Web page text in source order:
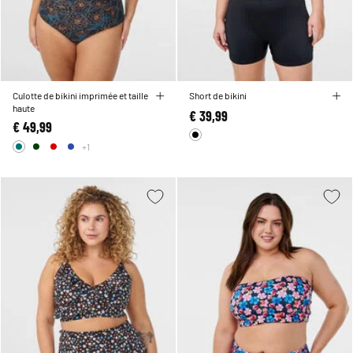
Culotte de bikini imprimée et taille
haute
€ 49,99
+1
Short de bikini
€ 39,99